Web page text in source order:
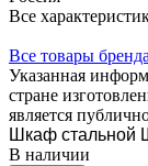
Все
Все товары
Указанная
стране
является
Шкаф
В наличии